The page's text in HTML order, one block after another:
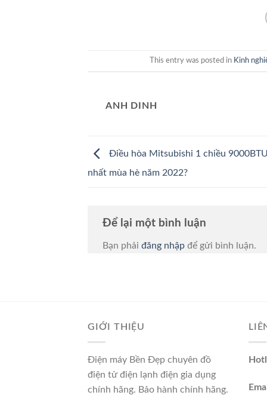
This entry was posted in Kinh
ANH DINH
Điều hòa Mitsubishi 1 chiều
nhất mùa hè năm 2022?
Để lại một bình luận
Bạn phải đăng nhập để gửi bình luận.
GIỚI THIỆU
Điện máy Bền Đẹp chuyên đồ
điện tử điện lạnh điện gia dụng
chính hãng. Bảo hành chính hãng.